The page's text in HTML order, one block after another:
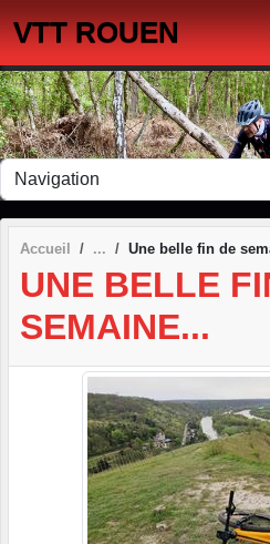
VTT ROUEN
Accueil Une belle fin de
UNE BELLE
SEMAINE...